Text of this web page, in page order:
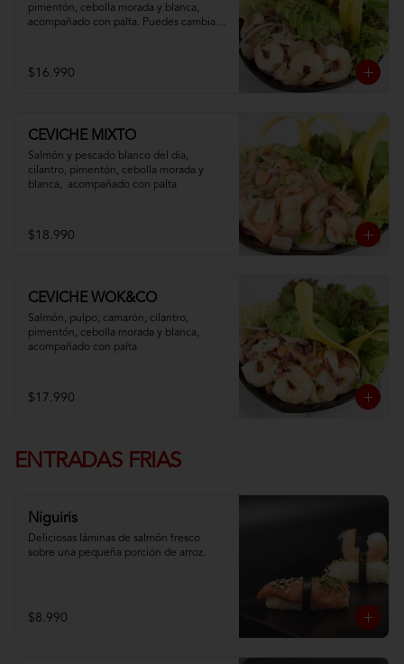
pimentón, cebolla morada y blanca,
acompañado con palta. Puedes cambiar
$16.990
CEVICHE MIXTO
Salmón y pescado blanco del dia,
cilantro, pimentón, cebolla morada y
blanca,  acompañado con palta
$18.990
CEVICHE WOK&CO
Salmón, pulpo, camarón, cilantro,
pimentón, cebolla morada y blanca,
acompañado con palta
$17.990
ENTRADAS FRIAS
Niguiris
Deliciosas láminas de salmón fresco
sobre una pequeña porción de arroz.
$8.990